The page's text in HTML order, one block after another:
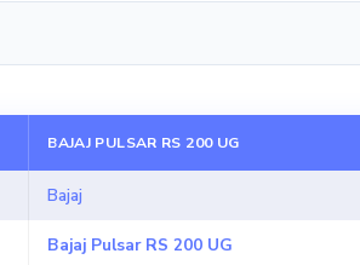
BAJAJ PULSAR RS 200 UG
Bajaj
Bajaj Pulsar RS 200 UG